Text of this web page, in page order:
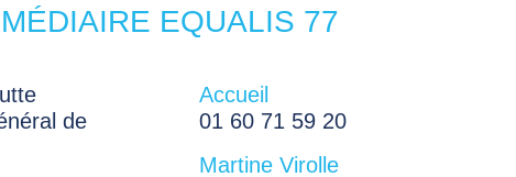
EQUALIS 77
de
Accueil
01 60 71 59 20
Martine Virolle